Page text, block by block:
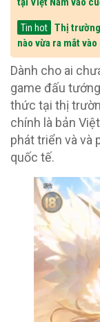
Tin hot
Thị
nào vừa ra mắt
Dành cho ai
game đấu
thức tại thị
chính là bản
phát triển và và
quốc tế.